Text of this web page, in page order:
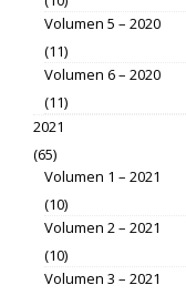
Volumen 5 – 2020
(11)
Volumen 6 – 2020
(11)
2021
(65)
Volumen 1 – 2021
(10)
Volumen 2 – 2021
(10)
Volumen 3 – 2021